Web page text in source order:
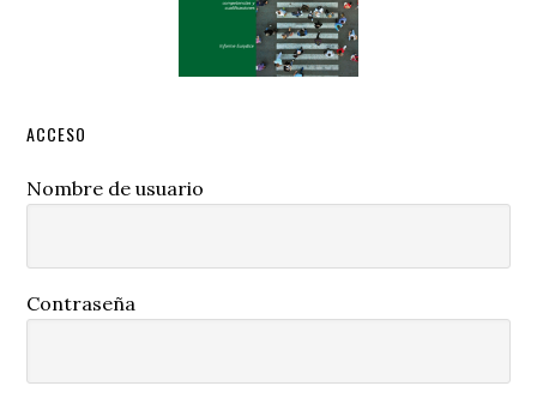
ACCESO
Nombre de usuario
Contraseña